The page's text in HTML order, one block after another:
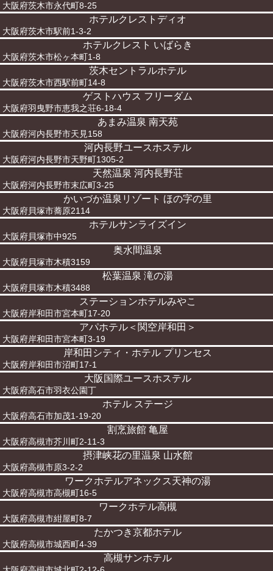
大阪府茨木市永代町8-25
ホテルクレストディオ
大阪府茨木市駅前1-3-2
ホテルクレスト いばらき
大阪府茨木市松ヶ本町1-8
茨木セントラルホテル
大阪府茨木市西駅前町14-8
ゲストハウス フリーダム
大阪府羽曳野市恵我之荘6-18-4
あまみ温泉 南天苑
大阪府河内長野市天見158
河内長野ユースホステル
大阪府河内長野市天野町1305-2
天然温泉 河内長野荘
大阪府河内長野市末広町3-25
かいづか温泉リゾート ほの字の里
大阪府貝塚市蕎原2114
ホテルサンライズイン
大阪府貝塚市中925
奥水間温泉
大阪府貝塚市木積3159
松葉温泉 滝の湯
大阪府貝塚市木積3488
ステーションホテルみやこ
大阪府岸和田市宮本町17-20
アパホテル＜関空岸和田＞
大阪府岸和田市宮本町3-19
岸和田シティ・ホテル プリンセス
大阪府岸和田市沼町17-1
大阪国際ユースホステル
大阪府高石市羽衣公園丁
ホテル ステージ
大阪府高石市加茂1-19-20
割烹旅館 亀屋
大阪府高槻市芥川町2-11-3
摂津峡花の里温泉 山水館
大阪府高槻市原3-2-2
ワークホテルアネックス天神の湯
大阪府高槻市高槻町16-5
ワークホテル高槻
大阪府高槻市紺屋町8-7
たかつき京都ホテル
大阪府高槻市城西町4-39
高槻サンホテル